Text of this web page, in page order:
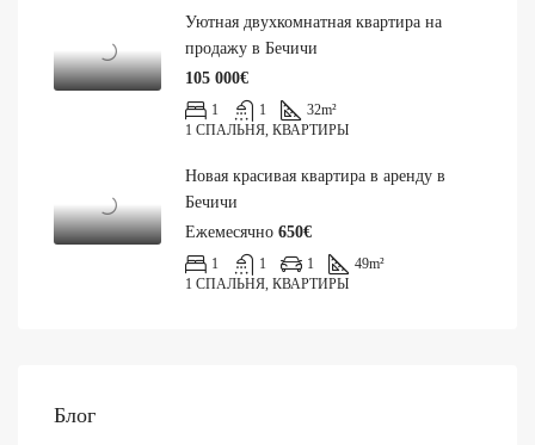
Уютная двухкомнатная квартира на
продажу в Бечичи
105 000€
1 1 32m²
1 СПАЛЬНЯ, КВАРТИРЫ
Новая красивая квартира в аренду в
Бечичи
Ежемесячно 650€
1 1 1 49m²
1 СПАЛЬНЯ, КВАРТИРЫ
Блог